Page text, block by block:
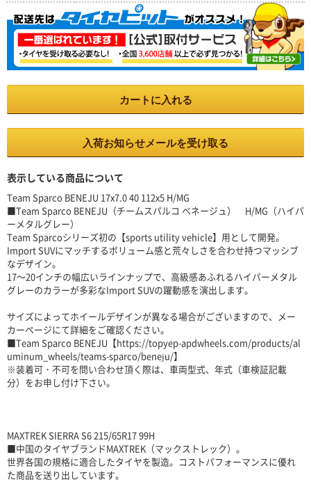
カートに入れる
入荷お知らせメールを受け取る
表示している商品について
Team Sparco BENEJU 17x7.0 40 112x5 H/MG
■Team Sparco BENEJU（チームスパルコ ベネージュ） H/MG（ハイパ
ーメタルグレー）
Team Sparcoシリーズ初の【sports utility vehicle】用として開発。
Import SUVにマッチするボリューム感と荒々しさを合わせ持つマッシブ
なデザイン。
17～20インチの幅広いラインナップで、高級感あふれるハイパーメタル
グレーのカラーが多彩なImport SUVの躍動感を演出します。
サイズによってホイールデザインが異なる場合がございますので、メー
カーページにて詳細をご確認ください。
■Team Sparco BENEJU【https://topyep-apdwheels.com/products/al
uminum_wheels/teams-sparco/beneju/】
※装着可・不可を問い合わせ頂く際は、車両型式、年式（車検証記載
分）をお申し付け下さい。
MAXTREK SIERRA S6 215/65R17 99H
■中国のタイヤブランドMAXTREK（マックストレック）。
世界各国の規格に適合したタイヤを製造。コストパフォーマンスに優れ
た商品を送り出しています。